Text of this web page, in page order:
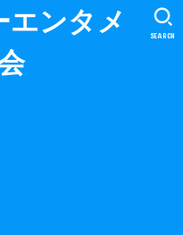
ンタメ
SEARCH